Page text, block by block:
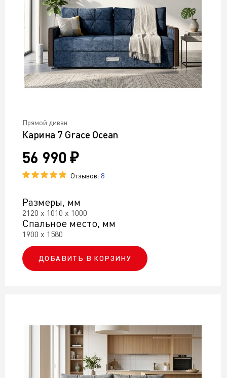
Прямой диван
Карина 7 Grace Ocean
56 990 ₽
Отзывов: 8
Размеры, мм
2120 х 1010 х 1000
Спальное место, мм
1900 х 1580
ДОБАВИТЬ В КОРЗИНУ